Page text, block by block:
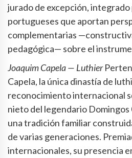
jurado de excepción,
portugueses que aportan
complementarias
pedagógica— sobre el
Joaquim Capela — Luthier
Capela, la única dinastía de
reconocimiento internacional
nieto del legendario Domingos
una tradición familiar
de varias generaciones.
internacionales, su presencia